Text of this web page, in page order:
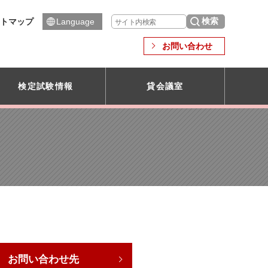
マップ Language
お問い合わせ
検定試験情報 貸会議室
お問い合わせ先